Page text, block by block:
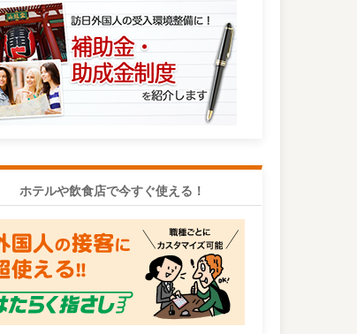
ホテルや飲食店で今すぐ使える！